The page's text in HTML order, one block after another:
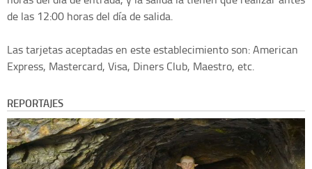
de las 12:00 horas del día de salida.
Las tarjetas aceptadas en este establecimiento son: American
Express, Mastercard, Visa, Diners Club, Maestro, etc.
REPORTAJES